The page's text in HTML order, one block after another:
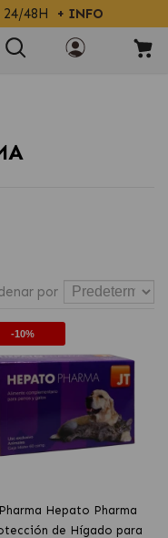
48H + INFO
por
-10%
Hepato Pharma
de Hígado para